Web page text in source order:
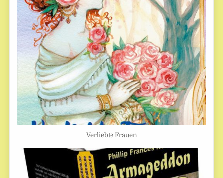
Verliebte Frauen